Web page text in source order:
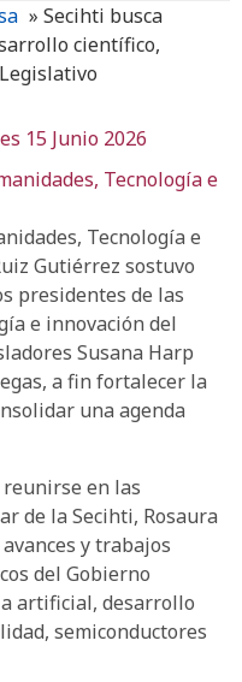
» Secihti busca
científico,
15 Junio 2026
Tecnología e
Tecnología e
Gutiérrez sostuvo
presidentes de las
e innovación del
Susana Harp
a fin fortalecer la
una agenda
en las
de la Secihti, Rosaura
y trabajos
del Gobierno
artificial, desarrollo
semiconductores